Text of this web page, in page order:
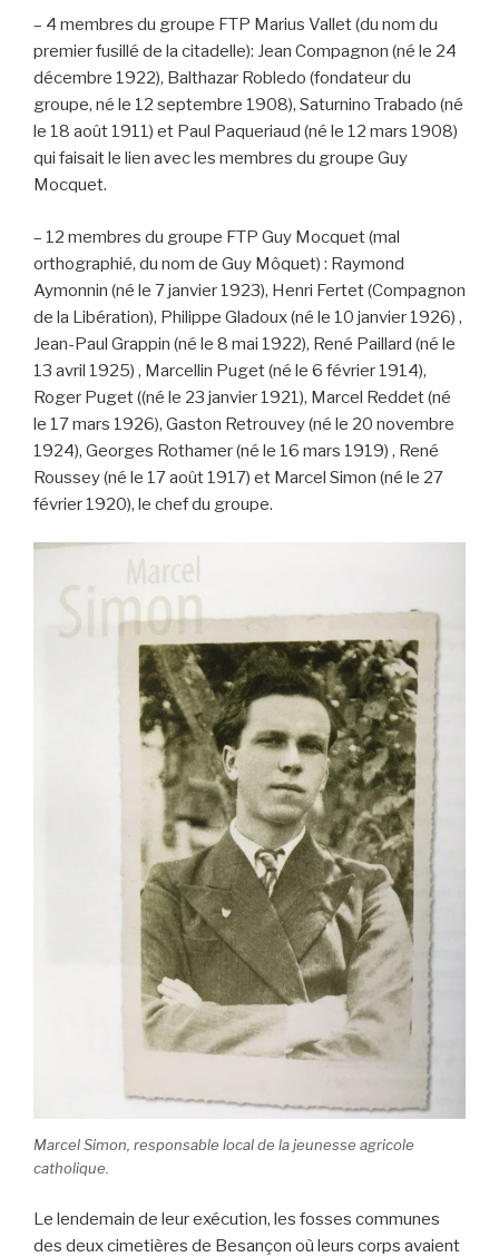
– 4 membres du groupe FTP Marius Vallet (du nom du
premier fusillé de la citadelle): Jean Compagnon (né le 24
décembre 1922), Balthazar Robledo (fondateur du
groupe, né le 12 septembre 1908), Saturnino Trabado (né
le 18 août 1911) et Paul Paqueriaud (né le 12 mars 1908)
qui faisait le lien avec les membres du groupe Guy
Mocquet.
– 12 membres du groupe FTP Guy Mocquet (mal
orthographié, du nom de Guy Môquet) : Raymond
Aymonnin (né le 7 janvier 1923), Henri Fertet (Compagnon
de la Libération), Philippe Gladoux (né le 10 janvier 1926) ,
Jean-Paul Grappin (né le 8 mai 1922), René Paillard (né le
13 avril 1925) , Marcellin Puget (né le 6 février 1914),
Roger Puget ((né le 23 janvier 1921), Marcel Reddet (né
le 17 mars 1926), Gaston Retrouvey (né le 20 novembre
1924), Georges Rothamer (né le 16 mars 1919) , René
Roussey (né le 17 août 1917) et Marcel Simon (né le 27
février 1920), le chef du groupe.
Marcel Simon, responsable local de la jeunesse agricole
catholique.
Le lendemain de leur exécution, les fosses communes
des deux cimetières de Besançon où leurs corps avaient